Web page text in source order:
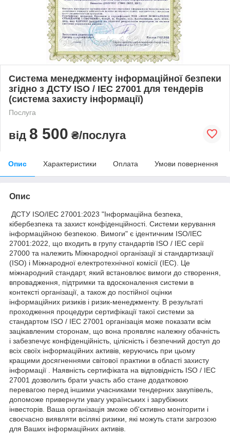
Система менеджменту інформаційної безпеки
згідно з ДСТУ ISO / IEC 27001 для тендерів
(система захисту інформації)
Послуга
від 8 500 ₴/послуга
Опис Характеристики Оплата Умови повернення
Опис
ДСТУ ISO/IEC 27001:2023 "Інформаційна безпека,
кібербезпека та захист конфіденційності. Системи керування
інформаційною безпекою. Вимоги" є ідентичним ISO/IEC
27001:2022, що входить в групу стандартів ISO / IEC серії
27000 та належить Міжнародної організації зі стандартизації
(ISO) і Міжнародної електротехнічної комісії (IEC). Це
міжнародний стандарт, який встановлює вимоги до створення,
впровадження, підтримки та вдосконалення системи в
контексті організації, а також до постійної оцінки
інформаційних ризиків і ризик-менеджменту. В результаті
проходження процедури сертифікації такої системи за
стандартом ISO / IEC 27001 організація може показати всім
зацікавленим сторонам, що вона проявляє належну обачність
і забезпечує конфіденційність, цілісність і безпечний доступ до
всіх своїх інформаційних активів, керуючись при цьому
кращими досягненнями світової практики в області захисту
інформації . Наявність сертифіката на відповідність ISO / IEC
27001 дозволить брати участь або стане додатковою
перевагою перед іншими учасниками тендерних закупівель,
допоможе привернути увагу українських і зарубіжних
інвесторів. Ваша організація зможе об'єктивно моніторити і
своєчасно виявляти всілякі ризики, які можуть стати загрозою
для Ваших інформаційних активів.